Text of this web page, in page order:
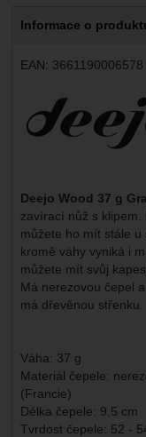
Informace o
EAN: 3661190006578
Výrobce:
Deejo Wood 37 g
zavírací nůž s
můžete ho mít stále
kromě váhy vyniká i
můžete mít svůj
Má nerezovou čepel
má dřevěnou střenku.
Váha: 37 g
Materiál čepele:
(Francie)
Délka čepele: 9,5 cm
Tvrdost čepele: 52 -